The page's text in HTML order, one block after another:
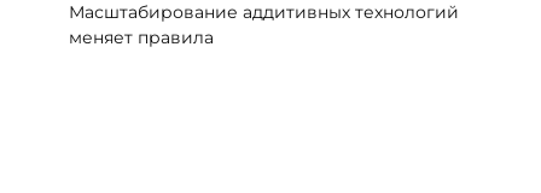
Масштабирование аддитивных технологий
меняет правила